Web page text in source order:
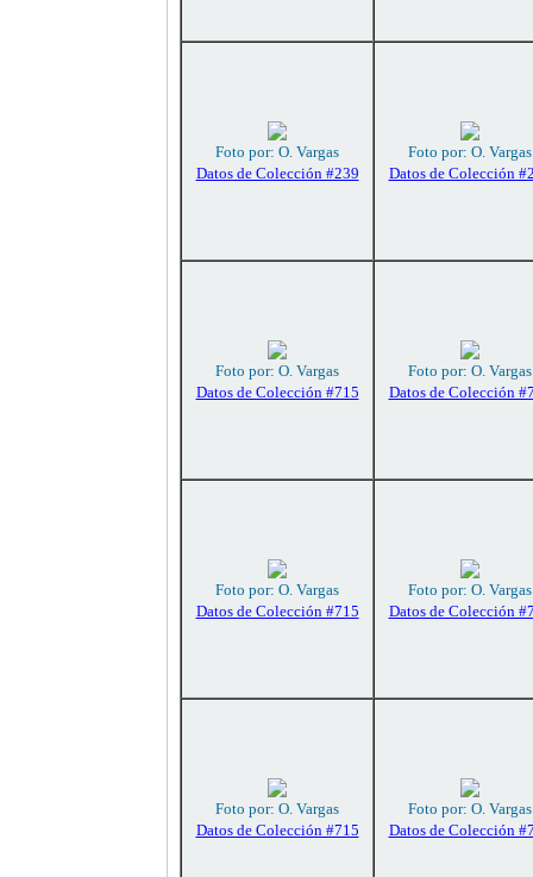
Foto por: O. Vargas
Datos de Colección #239
Foto por: O. Vargas
Datos de Colección
Foto por: O. Vargas
Datos de Colección #715
Foto por: O. Vargas
Datos de Colección
Foto por: O. Vargas
Datos de Colección #715
Foto por: O. Vargas
Datos de Colección
Foto por: O. Vargas
Datos de Colección #715
Foto por: O. Vargas
Datos de Colección